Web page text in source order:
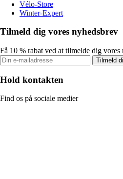
Vélo-Store
Winter-Expert
Tilmeld dig vores nyhedsbrev
Få 10 % rabat ved at tilmelde dig vores
Tilmeld
Hold kontakten
Find os på sociale medier